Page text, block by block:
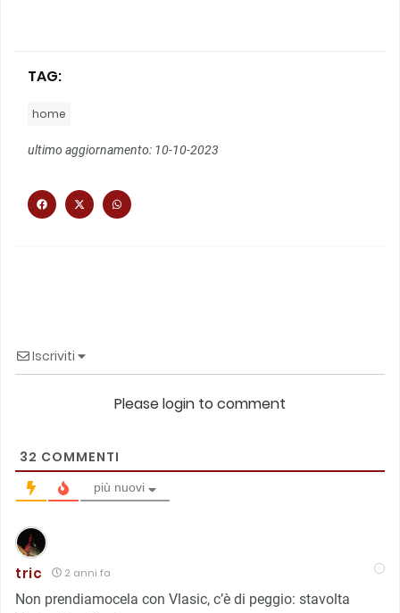
TAG:
home
ultimo aggiornamento: 10-10-2023
Iscriviti
Please login to comment
32 COMMENTI
più nuovi
tric 2 anni fa
Non prendiamocela con Vlasic, c’è di peggio: stavolta